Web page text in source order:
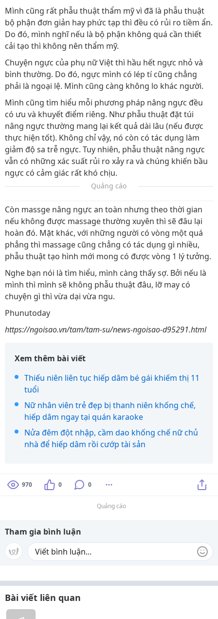
Mình cũng rất phẫu thuật thẩm mỹ vì đã là phẫu thuật
bộ phận đơn giản hay phức tạp thì đều có rủi ro tiềm ẩn.
Do đó, mình nghĩ nếu là bộ phận không quá cần thiết
cải tạo thì không nên thẩm mỹ.
Chuyện ngực của phụ nữ Việt thì hầu hết ngực nhỏ và
bình thường. Do đó, ngực mình có lép tí cũng chẳng
phải là ngoại lệ. Mình cũng càng không lo khác người.
Mình cũng tìm hiểu mỗi phương pháp nâng ngực đều
có ưu và khuyết điểm riêng. Như phẫu thuật đặt túi
nâng ngực thường mang lại kết quả dài lâu (nếu được
thực hiện tốt). Không chỉ vậy, nó còn có tác dụng làm
giảm độ sa trễ ngực. Tuy nhiên, phẫu thuật nâng ngực
vẫn có những xác suất rủi ro xảy ra và chúng khiến bầu
ngực có cảm giác rất khó chịu.
Quảng cáo
Còn massge nâng ngực an toàn nhưng theo thời gian
nếu không được massage thường xuyên thì sẽ đâu lại
hoàn đó. Mặt khác, với những người có vòng một quá
phẳng thì massage cũng chẳng có tác dụng gì nhiều,
phẫu thuật tạo hình mới mong có được vòng 1 lý tưởng.
Nghe bạn nói là tìm hiểu, mình càng thấy sợ. Bởi nếu là
mình thì mình sẽ không phẫu thuật đâu, lỡ may có
chuyện gì thì vừa dại vừa ngu.
Phunutoday
https://ngoisao.vn/tam/tam-su/news-ngoisao-d95291.html
Xem thêm bài viết
Thiếu niên liên tục hiếp dâm bé gái khiếm thị 11
tuổi
Nữ nhân viên trẻ đẹp bị thanh niên khống chế,
hiếp dâm ngay tại quán karaoke
Nửa đêm đột nhập, cầm dao khống chế nữ chủ
nhà để hiếp dâm rồi cướp tài sản
970 0 0
Quảng cáo
Tham gia bình luận
Bài viết liên quan